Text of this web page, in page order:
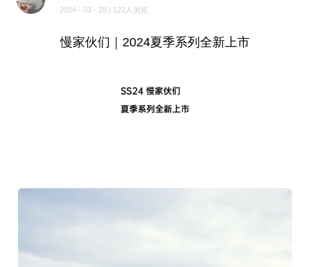
- 2024 - 03 - 28 | 122人浏览
慢家伙们｜2024夏季系列全新上市